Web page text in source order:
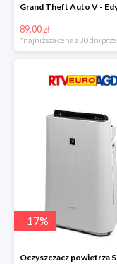
89.00 zł
-17%